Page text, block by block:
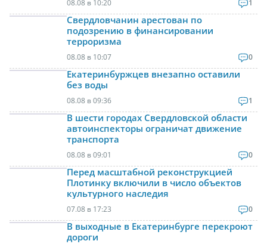
08.08 в 10:20 1
Свердловчанин арестован по
подозрению в финансировании
терроризма
08.08 в 10:07 0
Екатеринбуржцев внезапно оставили
без воды
08.08 в 09:36 1
В шести городах Свердловской области
автоинспекторы ограничат движение
транспорта
08.08 в 09:01 0
Перед масштабной реконструкцией
Плотинку включили в число объектов
культурного наследия
07.08 в 17:23 0
В выходные в Екатеринбурге перекроют
дороги